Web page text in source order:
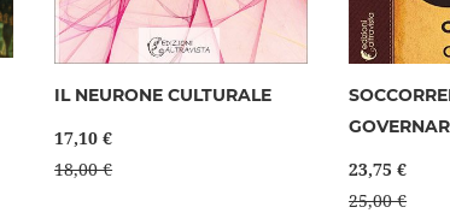
IL NEURONE CULTURALE
17,10 €
18,00 €
23,75 €
25,00 €